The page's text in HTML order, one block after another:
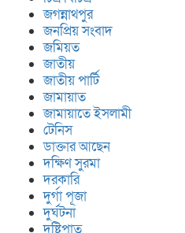
জগন্নাথপুর
জনপ্রিয় সংবাদ
জমিয়ত
জাতীয়
জাতীয় পার্টি
জামায়াত
জামায়াতে ইসলামী
টেনিস
ডাক্তার আছেন
দক্ষিণ সুরমা
দরকারি
দুর্গা পূজা
দুর্ঘটনা
দৃষ্টিপাত